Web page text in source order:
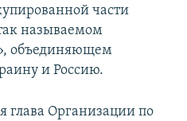
части
называемом
объединяющем
и Россию.
глава Организации по